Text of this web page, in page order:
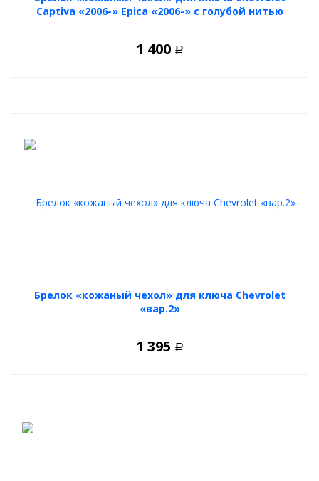
Captiva «2006-» Epica «2006-» с голубой нитью
1 400 Р
Брелок «кожаный чехол» для ключа Chevrolet
«вар.2»
1 395 Р